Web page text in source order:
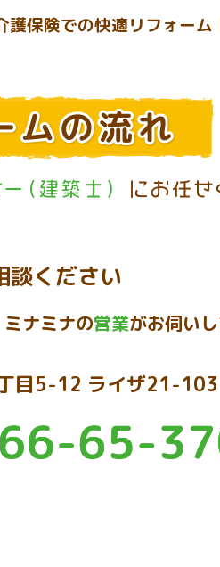
護保険での快適リフォーム
談ください
ナミナの営業がお伺いし
目5-12 ライザ21-103